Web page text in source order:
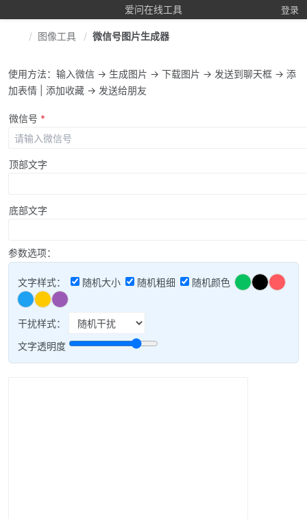
爱问在线工具 登录
图像工具 微信号图片生成器
使用方法：输入微信 → 生成图片 → 下载图片 → 发送到聊天框 → 添
加表情 | 添加收藏 → 发送给朋友
微信号 *
顶部文字
底部文字
参数选项：
文字样式： 随机大小 随机粗细 随机颜色
干扰样式：
文字透明度